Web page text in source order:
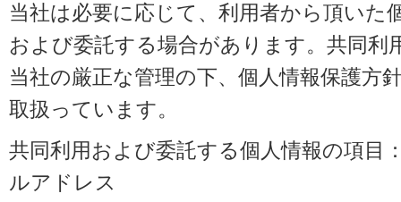
当社は必要に応じて、利用者から頂いた
および委託する場合があります。共同利
当社の厳正な管理の下、個人情報保護方
取扱っています。
共同利用および委託する個人情報の項目
ルアドレス